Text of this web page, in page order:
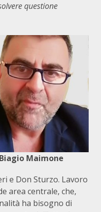
questione
Biagio Maimone
e Don Sturzo. Lavoro
area centrale, che,
ha bisogno di